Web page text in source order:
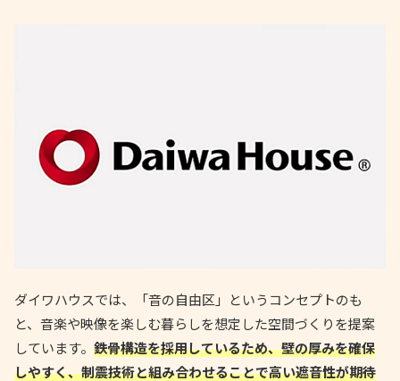
ダイワハウスでは、「音の自由区」というコンセプトのも
と、音楽や映像を楽しむ暮らしを想定した空間づくりを提案
しています。 鉄骨構造を採用しているため、壁の厚みを確保
しやすく、制震技術と組み合わせることで高い遮音性が期待